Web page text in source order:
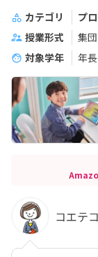
カテゴリ
プ
授業形式
集
対象学年
年
コエテ